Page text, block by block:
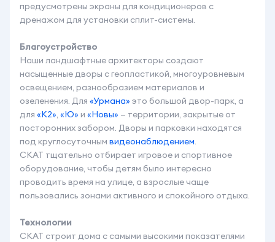
предусмотрены экраны для кондиционеров с
дренажом для установки сплит-системы.
Благоустройство
Наши ландшафтные архитекторы создают
насыщенные дворы с геопластикой, многоуровневым
освещением, разнообразием материалов и
озеленения. Для «Урмана» это большой двор-парк, а
для «К2», «Ю» и «Новы» — территории, закрытые от
посторонних забором. Дворы и парковки находятся
под круглосуточным видеонаблюдением.
СКАТ тщательно отбирает игровое и спортивное
оборудование, чтобы детям было интересно
проводить время на улице, а взрослые чаще
пользовались зонами активного и спокойного отдыха.
Технологии
СКАТ строит дома с самыми высокими показателями